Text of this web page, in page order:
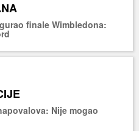
finale Wimbledona:
Nije mogao